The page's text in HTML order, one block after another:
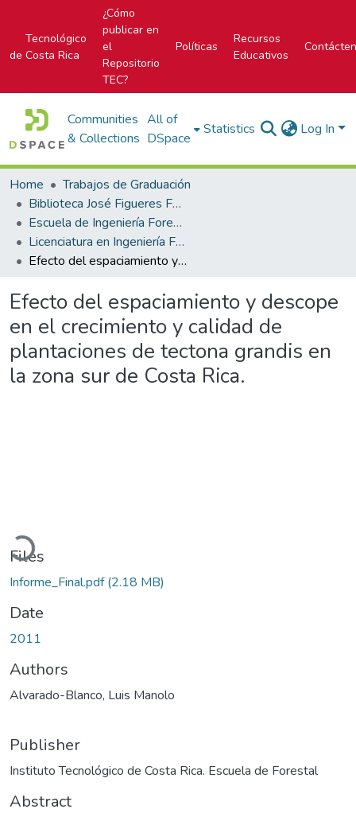
Tecnológico
de Costa Rica
¿Cómo
publicar en
el
Repositorio
TEC?
Políticas
Recursos
Educativos
Communities
& Collections
All of
DSpace
Statistics Log In
Home
Trabajos de Graduación
Biblioteca José Figueres Ferrer
Escuela de Ingeniería Forestal
Licenciatura en Ingeniería Forestal
Efecto del espaciamiento y descope en el crecimiento y calidad de plantaciones de tectona grandis en la zona sur de Costa Rica.
Efecto del espaciamiento y descope
en el crecimiento y calidad de
plantaciones de tectona grandis en
la zona sur de Costa Rica.
Loading...
Files
Informe_Final.pdf(2.18 MB)
Date
2011
Authors
Alvarado-Blanco, Luis Manolo
Publisher
Instituto Tecnológico de Costa Rica. Escuela de Forestal
Abstract